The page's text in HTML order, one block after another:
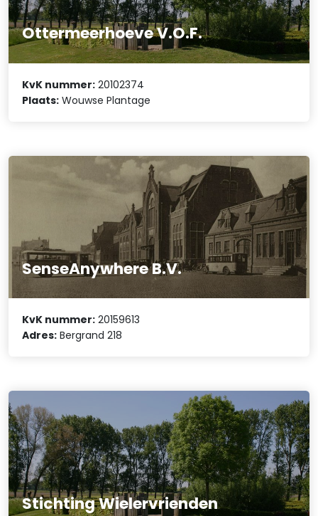
Ottermeerhoeve V.O.F.
KvK nummer: 20102374
Plaats: Wouwse Plantage
SenseAnywhere B.V.
KvK nummer: 20159613
Adres: Bergrand 218
Stichting Wielervrienden